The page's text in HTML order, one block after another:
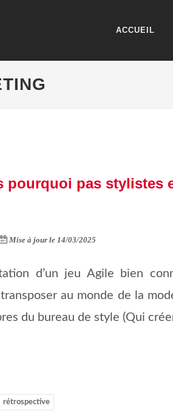
ACCUEIL
pourquoi pas stylistes
Mise à jour le 14/03/2025
d’un jeu Agile bien
au monde de la
du bureau de style (Qui
rétrospective